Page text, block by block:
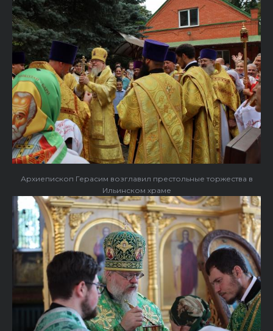
Архиепископ Герасим возглавил престольные торжества в
Ильинском храме